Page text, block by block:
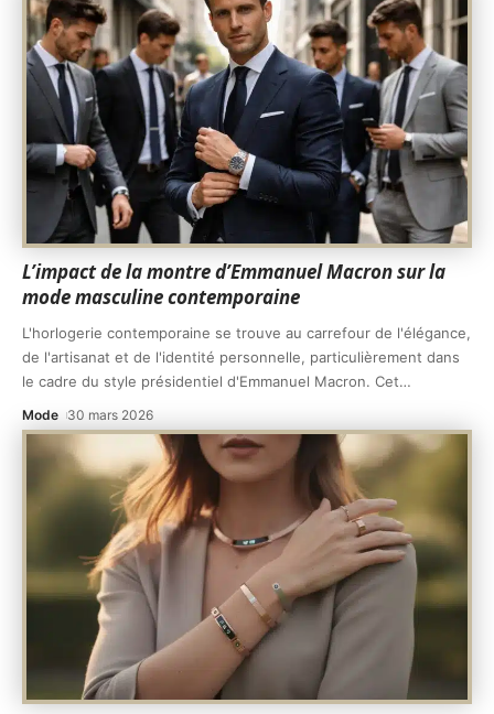
L’impact de la montre d’Emmanuel Macron sur la
mode masculine contemporaine
L'horlogerie contemporaine se trouve au carrefour de l'élégance,
de l'artisanat et de l'identité personnelle, particulièrement dans
le cadre du style présidentiel d'Emmanuel Macron. Cet…
Mode 30 mars 2026